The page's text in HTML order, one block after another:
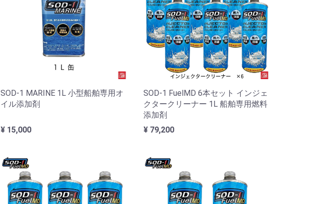
SOD-1 MARINE 1L 小型船舶専用オ
イル添加剤
¥ 15,000
SOD-1 FuelMD 6本セット インジェ
クタークリーナー 1L 船舶専用燃料
添加剤
¥ 79,200